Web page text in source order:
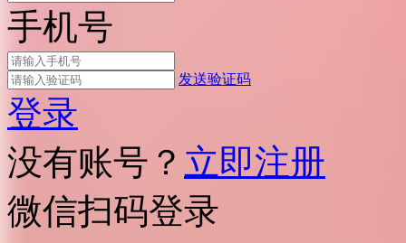
手机号
发送验证码
登录
没有账号？ 立即注册
微信扫码登录